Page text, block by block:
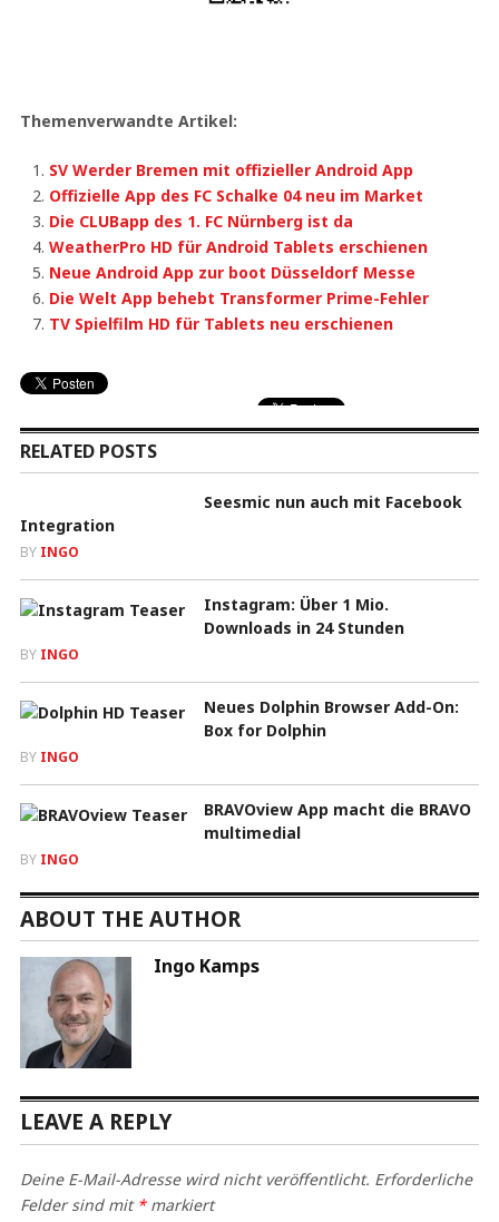
Themenverwandte Artikel:
SV Werder Bremen mit offizieller Android App
Offizielle App des FC Schalke 04 neu im Market
Die CLUBapp des 1. FC Nürnberg ist da
WeatherPro HD für Android Tablets erschienen
Neue Android App zur boot Düsseldorf Messe
Die Welt App behebt Transformer Prime-Fehler
TV Spielfilm HD für Tablets neu erschienen
RELATED POSTS
Seesmic nun auch mit Facebook
Integration
BY INGO
Instagram: Über 1 Mio.
Downloads in 24 Stunden
BY INGO
Neues Dolphin Browser Add-On:
Box for Dolphin
BY INGO
BRAVOview App macht die BRAVO
multimedial
BY INGO
ABOUT THE AUTHOR
Ingo Kamps
LEAVE A REPLY
Deine E-Mail-Adresse wird nicht veröffentlicht. Erforderliche
Felder sind mit *markiert